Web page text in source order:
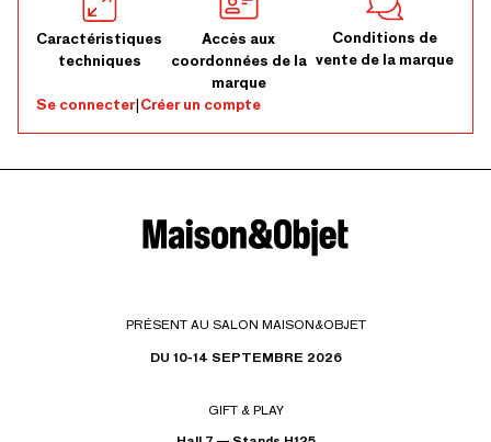
Caractéristiques
techniques
Accès aux
coordonnées de la
marque
Conditions de
vente de la marque
Se connecter|Créer un compte
PRÉSENT AU SALON MAISON&OBJET
DU 10-14 SEPTEMBRE 2026
GIFT & PLAY